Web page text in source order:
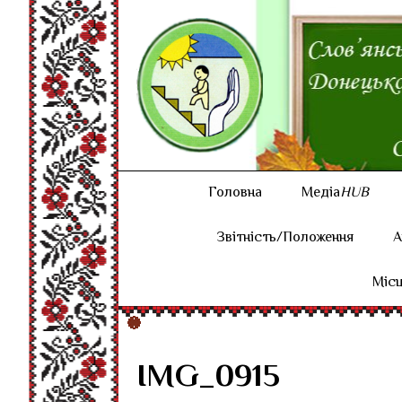
Головна МедіаHUB
Звітність/Положення
IMG_0915